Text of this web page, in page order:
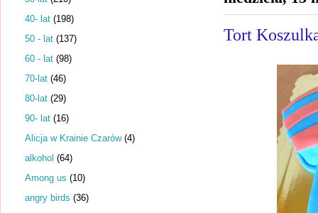
Tort
40- lat (198)
50 - lat (137)
60 - lat (98)
70-lat (46)
80-lat (29)
90- lat (16)
Alicja w Krainie Czarów (4)
alkohol (64)
Among us (10)
angry birds (36)